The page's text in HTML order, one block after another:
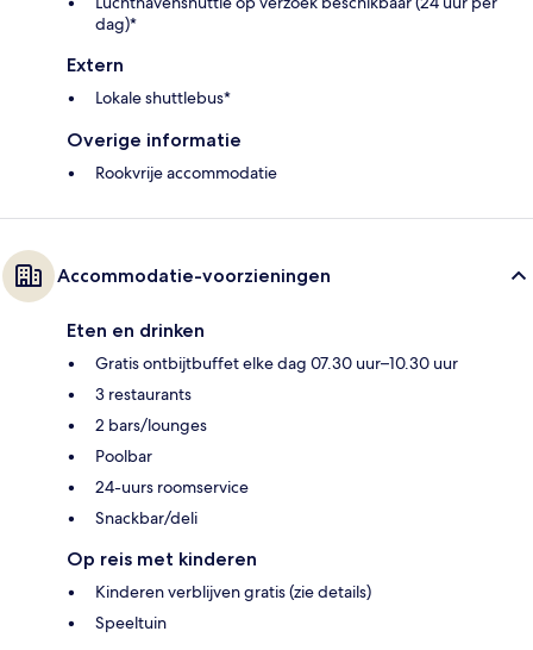
dag)*
Extern
Lokale shuttlebus*
Overige informatie
Rookvrije accommodatie
Accommodatie-voorzieningen
Eten en drinken
Gratis ontbijtbuffet elke dag 07.30 uur–10.30 uur
3 restaurants
2 bars/lounges
Poolbar
24-uurs roomservice
Snackbar/deli
Op reis met kinderen
Kinderen verblijven gratis (zie details)
Speeltuin